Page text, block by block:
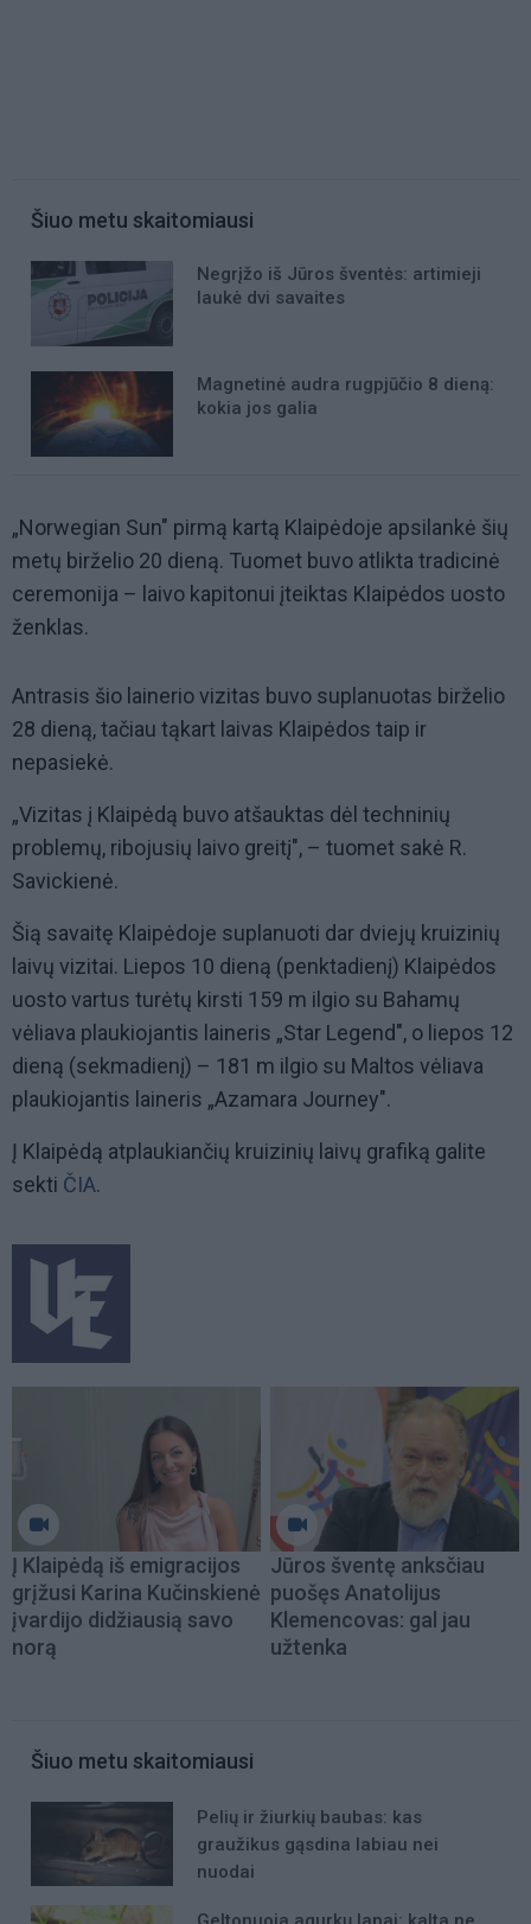
Šiuo metu skaitomiausi
Negrįžo iš Jūros šventės: artimieji
laukė dvi savaites
Magnetinė audra rugpjūčio 8 dieną:
kokia jos galia
„Norwegian Sun" pirmą kartą Klaipėdoje apsilankė šių
metų birželio 20 dieną. Tuomet buvo atlikta tradicinė
ceremonija – laivo kapitonui įteiktas Klaipėdos uosto
ženklas.
Antrasis šio lainerio vizitas buvo suplanuotas birželio
28 dieną, tačiau tąkart laivas Klaipėdos taip ir
nepasiekė.
„Vizitas į Klaipėdą buvo atšauktas dėl techninių
problemų, ribojusių laivo greitį", – tuomet sakė R.
Savickienė.
Šią savaitę Klaipėdoje suplanuoti dar dviejų kruizinių
laivų vizitai. Liepos 10 dieną (penktadienį) Klaipėdos
uosto vartus turėtų kirsti 159 m ilgio su Bahamų
vėliava plaukiojantis laineris „Star Legend", o liepos 12
dieną (sekmadienį) – 181 m ilgio su Maltos vėliava
plaukiojantis laineris „Azamara Journey".
Į Klaipėdą atplaukiančių kruizinių laivų grafiką galite
sekti ČIA.
Į Klaipėdą iš emigracijos
grįžusi Karina Kučinskienė
įvardijo didžiausią savo
norą
Jūros šventę anksčiau
puošęs Anatolijus
Klemencovas: gal jau
užtenka
Šiuo metu skaitomiausi
Pelių ir žiurkių baubas: kas
graužikus gąsdina labiau nei
nuodai